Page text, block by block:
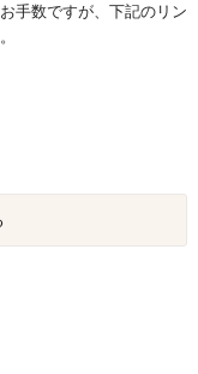
手数ですが、下記のリン